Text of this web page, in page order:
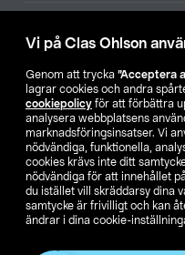
Vi på Clas Ohlson
Genom att trycka ”Acceptera
lagrar cookies och andra
cookiepolicy för att förbättra
analysera webbplatsens
marknadsföringsinsatser. Vi
nödvändiga, funktionella,
cookies krävs inte ditt
nödvändiga för att innehållet
du istället vill skräddarsy dina
samtycke är frivilligt och kan
ändrar i dina cookie-
SE